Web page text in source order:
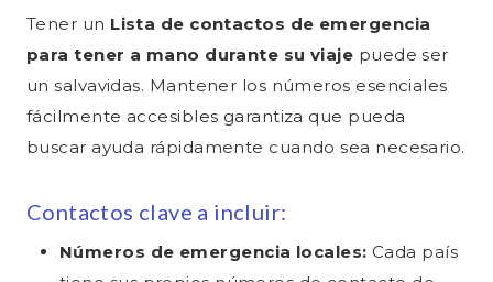
Tener un Lista de contactos de emergencia
para tener a mano durante su viaje puede ser
un salvavidas. Mantener los números esenciales
fácilmente accesibles garantiza que pueda
buscar ayuda rápidamente cuando sea necesario.
Contactos clave a incluir:
Números de emergencia locales: Cada país